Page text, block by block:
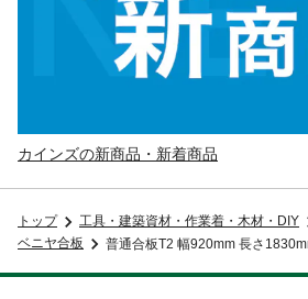
カインズの新商品・新着商品
トップ 工具・建築資材・作業着・木材・DIY
ベニヤ合板
普通合板T2 幅920mm 長さ